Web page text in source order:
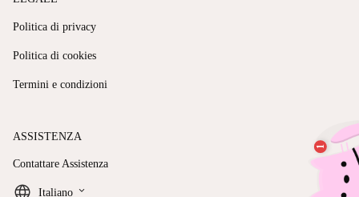
Politica di privacy
Politica di cookies
Termini e condizioni
ASSISTENZA
Contattare Assistenza
Italiano keyboard_arrow_down